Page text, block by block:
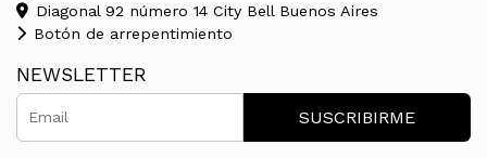
Diagonal 92 número 14 City Bell Buenos Aires
Botón de arrepentimiento
NEWSLETTER
SUSCRIBIRME